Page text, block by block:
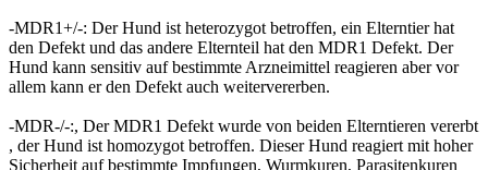
-MDR1+/-: Der Hund ist heterozygot betroffen, ein Elterntier hat
den Defekt und das andere Elternteil hat den MDR1 Defekt. Der
Hund kann sensitiv auf bestimmte Arzneimittel reagieren aber vor
allem kann er den Defekt auch weitervererben.
-MDR-/-:, Der MDR1 Defekt wurde von beiden Elterntieren vererbt
, der Hund ist homozygot betroffen. Dieser Hund reagiert mit hoher
Sicherheit auf bestimmte Impfungen, Wurmkuren, Parasitenkuren